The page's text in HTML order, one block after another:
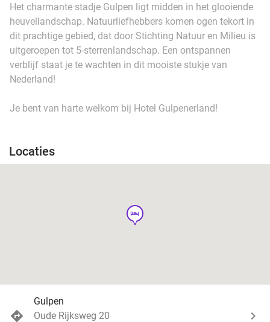
Het charmante stadje Gulpen ligt midden in het glooiende
heuvellandschap. Natuurliefhebbers komen ogen tekort in
dit prachtige gebied, dat door Stichting Natuur en Milieu is
uitgeroepen tot 5-sterrenlandschap. Een ontspannen
verblijf staat je te wachten in dit mooiste stukje van
Nederland!
Je bent van harte welkom bij Hotel Gulpenerland!
Locaties
hotel
Gulpen
Oude Rijksweg 20